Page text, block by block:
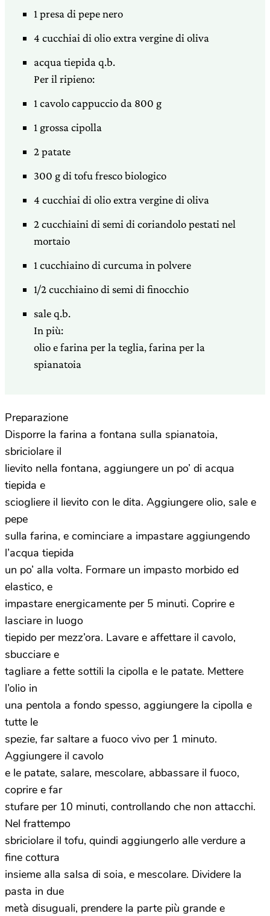
1 presa di pepe nero
4 cucchiai di olio extra vergine di oliva
acqua tiepida q.b.
Per il ripieno:
1 cavolo cappuccio da 800 g
1 grossa cipolla
2 patate
300 g di tofu fresco biologico
4 cucchiai di olio extra vergine di oliva
2 cucchiaini di semi di coriandolo pestati nel
mortaio
1 cucchiaino di curcuma in polvere
1/2 cucchiaino di semi di finocchio
sale q.b.
In più:
olio e farina per la teglia, farina per la
spianatoia
Preparazione
Disporre la farina a fontana sulla spianatoia,
sbriciolare il
lievito nella fontana, aggiungere un po’ di acqua
tiepida e
sciogliere il lievito con le dita. Aggiungere olio, sale e
pepe
sulla farina, e cominciare a impastare aggiungendo
l’acqua tiepida
un po’ alla volta. Formare un impasto morbido ed
elastico, e
impastare energicamente per 5 minuti. Coprire e
lasciare in luogo
tiepido per mezz’ora. Lavare e affettare il cavolo,
sbucciare e
tagliare a fette sottili la cipolla e le patate. Mettere
l’olio in
una pentola a fondo spesso, aggiungere la cipolla e
tutte le
spezie, far saltare a fuoco vivo per 1 minuto.
Aggiungere il cavolo
e le patate, salare, mescolare, abbassare il fuoco,
coprire e far
stufare per 10 minuti, controllando che non attacchi.
Nel frattempo
sbriciolare il tofu, quindi aggiungerlo alle verdure a
fine cottura
insieme alla salsa di soia, e mescolare. Dividere la
pasta in due
metà disuguali, prendere la parte più grande e